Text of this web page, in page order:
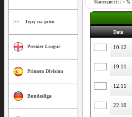
>> Typy na jutro
Premier League
Primera Division
Bundesliga
Skuteczność: / = %
Data
10.12
19.11
12.11
22.10